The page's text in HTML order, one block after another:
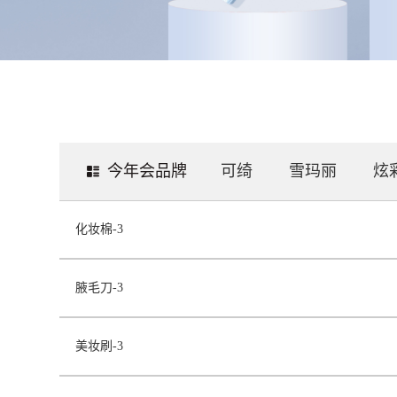
今年会品牌 可绮 雪玛丽 炫
化妆棉-3
腋毛刀-3
美妆刷-3